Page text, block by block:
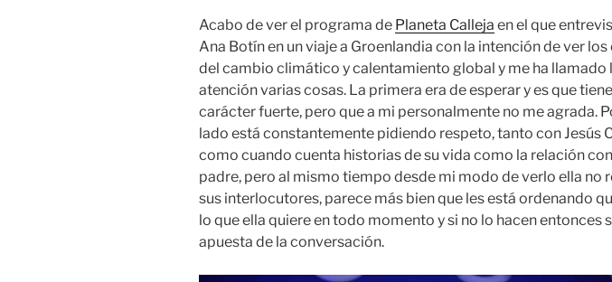
Acabo de ver el programa de Planeta Calleja en el que
Ana Botín en un viaje a Groenlandia con la intención de ver
del cambio climático y calentamiento global y me ha llamado
atención varias cosas. La primera era de esperar y es que
carácter fuerte, pero que a mi personalmente no me agrada.
lado está constantemente pidiendo respeto, tanto con Jesús
como cuando cuenta historias de su vida como la relación
padre, pero al mismo tiempo desde mi modo de verlo ella no
sus interlocutores, parece más bien que les está ordenando
lo que ella quiere en todo momento y si no lo hacen entonces
apuesta de la conversación.